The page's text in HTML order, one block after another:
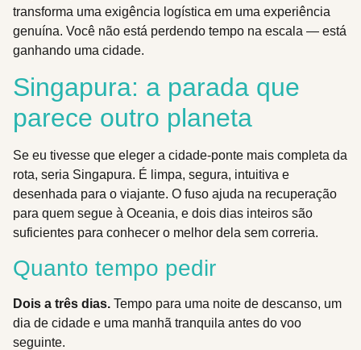
transforma uma exigência logística em uma experiência
genuína. Você não está perdendo tempo na escala — está
ganhando uma cidade.
Singapura: a parada que
parece outro planeta
Se eu tivesse que eleger a cidade-ponte mais completa da
rota, seria Singapura. É limpa, segura, intuitiva e
desenhada para o viajante. O fuso ajuda na recuperação
para quem segue à Oceania, e dois dias inteiros são
suficientes para conhecer o melhor dela sem correria.
Quanto tempo pedir
Dois a três dias. Tempo para uma noite de descanso, um
dia de cidade e uma manhã tranquila antes do voo
seguinte.